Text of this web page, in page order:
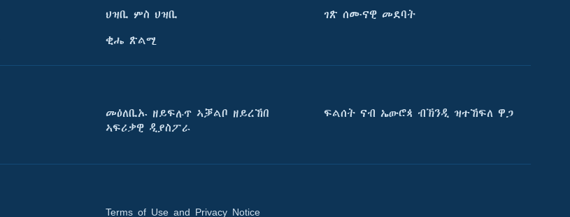
ህዝቢ ምስ ህዝቢ
ቂሔ ጽልሚ
ገጽ ሰሙናዊ መደባት
መዕለቢኡ ዘይፍሉጥ ኣቓልቦ ዘይረኸበ
ኣፍሪቃዊ ዲያስፖራ
ፍልሰት ናብ ኤውሮጳ ብኽንዲ ዝተኸፍለ ዋጋ
Terms of Use and Privacy Notice